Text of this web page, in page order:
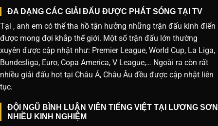
ĐA DẠNG CÁC GIẢI ĐẤU ĐƯỢC PHÁT SÓNG TẠI TV
Tại , anh em có thể tha hồ tận hưởng những trận đấu kinh điển
được mong đợi khắp thế giới. Một số trận đấu lớn thường
xuyên được cập nhật như: Premier League, World Cup, La Liga,
Bundesliga, Euro, Copa America, V League,… Ngoài ra còn rất
nhiều giải đấu hot tại Châu Á, Châu Âu đều được cập nhật liên
tục.
ĐỘI NGŨ BÌNH LUẬN VIÊN TIẾNG VIỆT TẠI LƯƠNG SƠN
NHIỀU KINH NGHIỆM